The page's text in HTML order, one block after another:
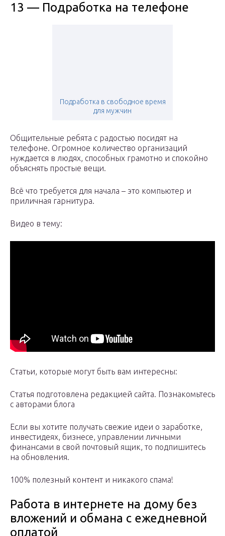
13 — Подработка на телефоне
Подработка в свободное время
для мужчин
Общительные ребята с радостью посидят на
телефоне. Огромное количество организаций
нуждается в людях, способных грамотно и спокойно
объяснять простые вещи.
Всё что требуется для начала – это компьютер и
приличная гарнитура.
Видео в тему:
Статьи, которые могут быть вам интересны:
Статья подготовлена редакцией сайта. Познакомьтесь
с авторами блога
Если вы хотите получать свежие идеи о заработке,
инвестидеях, бизнесе, управлении личными
финансами в свой почтовый ящик, то подпишитесь
на обновления.
100% полезный контент и никакого спама!
Работа в интернете на дому без
вложений и обмана с ежедневной
оплатой